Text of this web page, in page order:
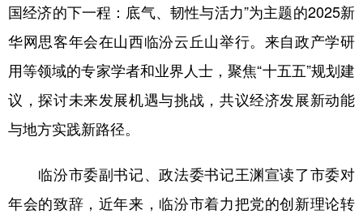
文化 书画 健康 军事
法律 中央文件 金融 汽车
食品
国经济的下一程：底气、韧性与活力”为主题的2025新
华网思客年会在山西临汾云丘山举行。来自政产学研
用等领域的专家学者和业界人士，聚焦“十五五”规划建
议，探讨未来发展机遇与挑战，共议经济发展新动能
与地方实践新路径。
临汾市委副书记、政法委书记王渊宣读了市委对
年会的致辞，近年来，临汾市着力把党的创新理论转